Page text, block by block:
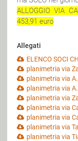
ALLOGGIO VIA
453,91 euro
Allegati
ELENCO SOCI
planimetria via
planimetria via
planimetria via
planimetria via
planimetria via
planimetria via
planimetria via
planimetria via